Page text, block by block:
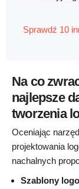
Sprawdź 10
Na co
najlepsze
tworzenia
Oceniając
projektowania
nachalnych
Szablony